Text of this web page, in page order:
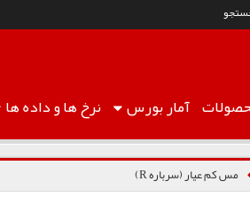
آماربورس نرخ هاو داده ها
مس کم عیار (سرباره R)